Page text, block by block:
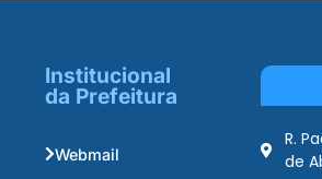
Institucional
da Prefeitura
Webmail
R.
de